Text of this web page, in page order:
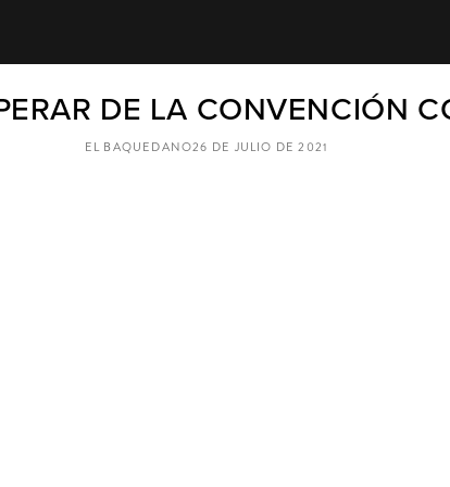
DE LA CONVENCIÓN
EL BAQUEDANO26 DE JULIO DE 2021